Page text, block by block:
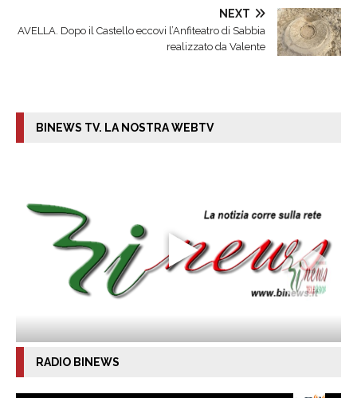
NEXT
AVELLA. Dopo il Castello eccovi l’Anfiteatro di Sabbia
realizzato da Valente
BINEWS TV. LA NOSTRA WEBTV
RADIO BINEWS